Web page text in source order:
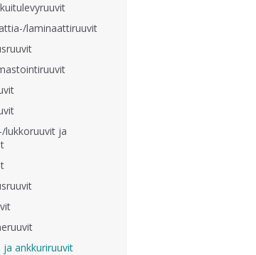
laminaattiruuvit
lukkoruuvit ja
ja ankkuriruuvit